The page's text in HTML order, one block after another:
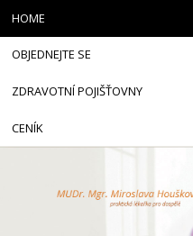
HOME
OBJEDNEJTE SE
ZDRAVOTNÍ POJIŠŤOVNY
CENÍK